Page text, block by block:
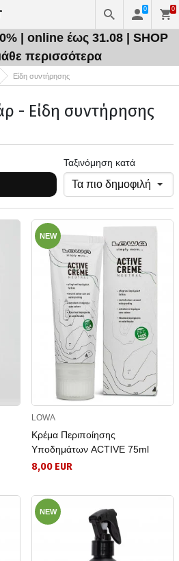
0 0
| online έως 31.08 | SHOP
περισσότερα
Είδη συντήρησης
- Είδη συντήρησης
Ταξινόμηση κατά
NEW
LOWA
Κρέμα Περιποίησης
Υποδημάτων ACTIVE 75ml
8,00 EUR
NEW